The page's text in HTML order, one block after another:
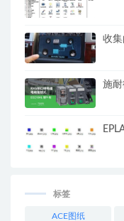
收
施
标签
ACE图纸